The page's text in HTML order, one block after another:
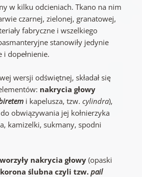
w kilku odcieniach. Tkano na nim
czarnej, zielonej, granatowej,
fabryczne i wszelkiego
stanowiły jedynie
i dopełnienie.
wersji odświętnej, składał się
nakrycia głowy
i kapelusza, tzw.cylindra),
obwiązywania jej kołnierzyka
kamizelki, sukmany, spodni
nakrycia głowy (opaski
korona ślubna czyli tzw.pail